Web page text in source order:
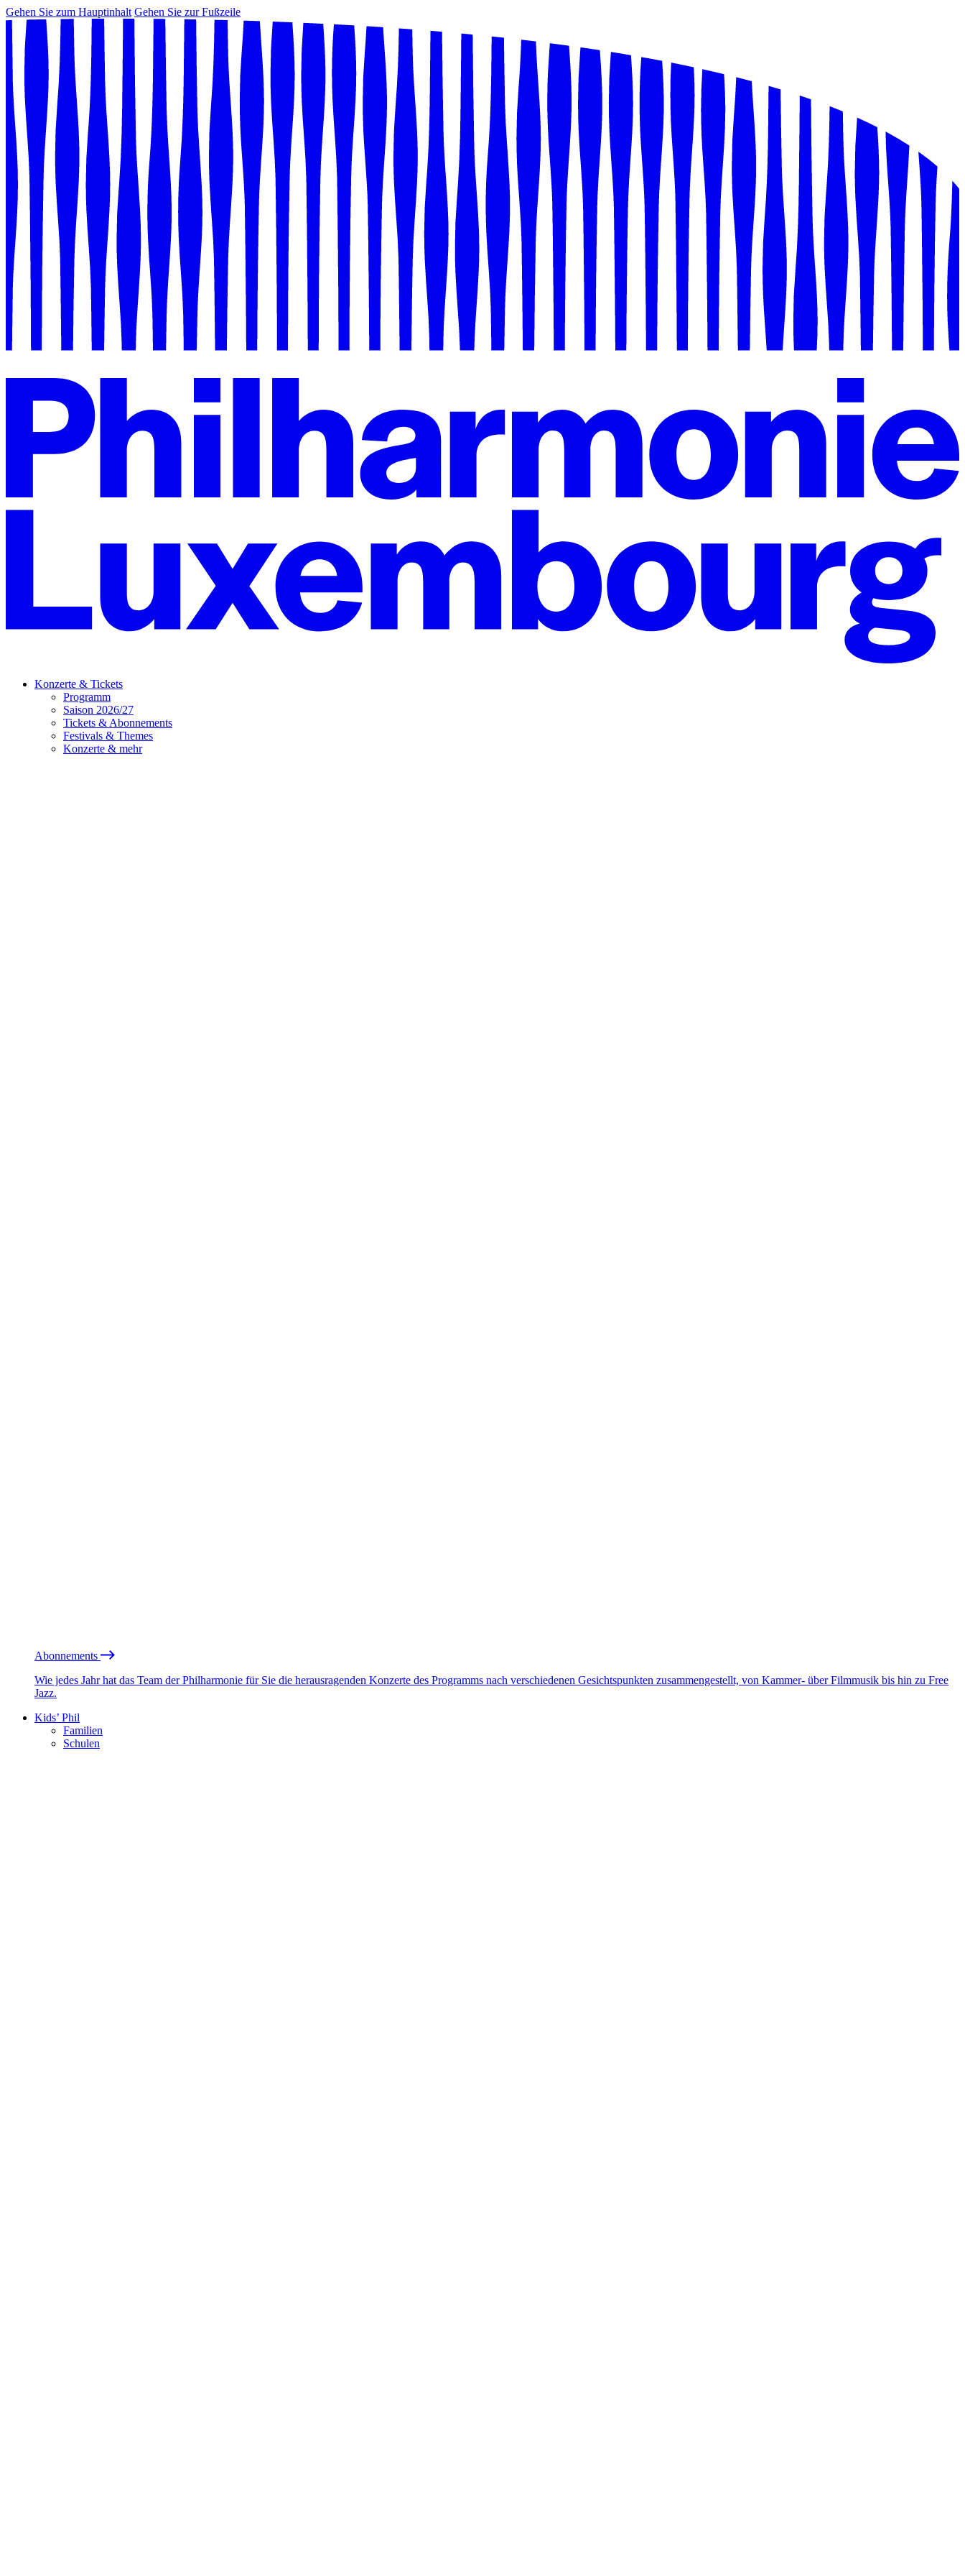
Gehen Sie zum Hauptinhalt Gehen Sie zur Fußzeile
Konzerte & Tickets
Programm
Saison 2026/27
Tickets & Abonnements
Festivals & Themes
Konzerte & mehr
Abonnements
Wie jedes Jahr hat das Team der Philharmonie für Sie die herausragenden Konzerte des Programms nach verschiedenen Gesichtspunkten zusammengestellt, von Kammer- über Filmmusik bis hin zu Free
Jazz.
Kids’ Phil
Familien
Schulen